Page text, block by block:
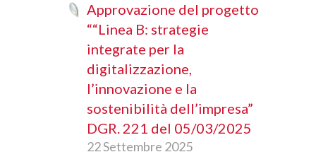
Approvazione del progetto
““Linea B: strategie
integrate per la
digitalizzazione,
l’innovazione e la
sostenibilità dell’impresa”
DGR. 221 del 05/03/2025
22 Settembre 2025